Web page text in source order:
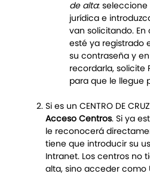
de alta: seleccione
jurídica e
van solicitando. En
esté ya registrado
su contraseña y
recordarla, solicite
para que le llegue
Si es un CENTRO DE
Acceso Centros. Si ya
le reconocerá
tiene que introducir su
Intranet. Los centros no
alta, sino acceder como